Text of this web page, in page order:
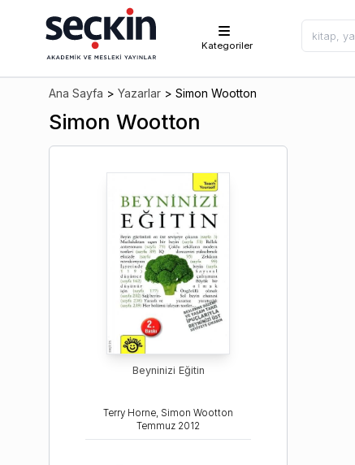
Kategoriler
Ana Sayfa > Yazarlar > Simon Wootton
Simon Wootton
Beyninizi Eğitin
Terry Horne, Simon Wootton
Temmuz 2012